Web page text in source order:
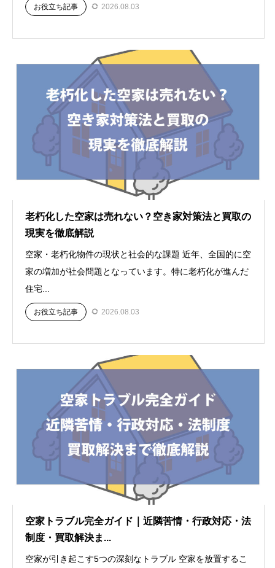
お役立ち記事 2026.08.03
老朽化した空家は売れない？空き家対策法と買取の
現実を徹底解説
空家・老朽化物件の現状と社会的な課題 近年、全国的に空
家の増加が社会問題となっています。特に老朽化が進んだ
住宅...
お役立ち記事 2026.08.03
空家トラブル完全ガイド｜近隣苦情・行政対応・法
制度・買取解決ま...
空家が引き起こす5つの深刻なトラブル 空家を放置するこ